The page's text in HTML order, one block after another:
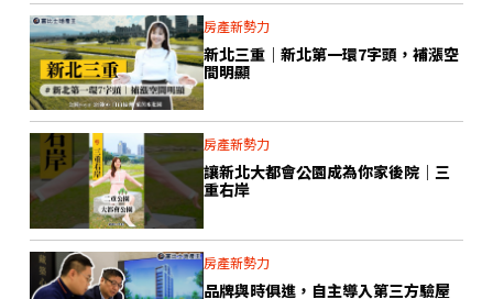
房產新勢力
新北三重｜新北第一環7字頭，補漲空
間明顯
房產新勢力
讓新北大都會公園成為你家後院｜三
重右岸
房產新勢力
品牌與時俱進，自主導入第三方驗屋